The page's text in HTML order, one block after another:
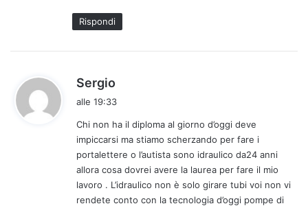
Rispondi
Sergio
e
t
t
o
:
alle 19:33
Chi non ha il diploma al giorno d’oggi deve
impiccarsi ma stiamo scherzando per fare i
portalettere o l’autista sono idraulico da24 anni
allora cosa dovrei avere la laurea per fare il mio
lavoro . L’idraulico non è solo girare tubi voi non vi
rendete conto con la tecnologia d’oggi pompe di